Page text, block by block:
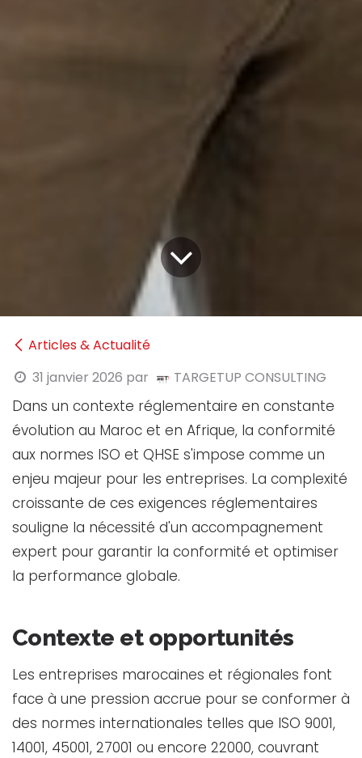
Articles & Actualité
31 janvier 2026 par TARGETUP CONSULTING
Dans un contexte réglementaire en constante
évolution au Maroc et en Afrique, la conformité
aux normes ISO et QHSE s'impose comme un
enjeu majeur pour les entreprises. La complexité
croissante de ces exigences réglementaires
souligne la nécessité d'un accompagnement
expert pour garantir la conformité et optimiser
la performance globale.
Contexte et opportunités
Les entreprises marocaines et régionales font
face à une pression accrue pour se conformer à
des normes internationales telles que ISO 9001,
14001, 45001, 27001 ou encore 22000, couvrant